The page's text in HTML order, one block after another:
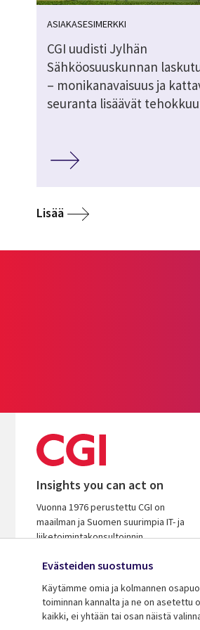
ASIAKASESIMERKKI
CGI uudisti Jylhän
Sähköosuuskunnan
– monikanavaisuus ja
seuranta lisäävät
Lisää
Insights you can act on
Vuonna 1976 perustettu CGI on
maailman ja Suomen suurimpia IT- ja
liiketoimintakonsultoinnin
osaavana kumppanina autamme
menestyksen.
Evästeiden suostumus
Käytämme omia ja kolmannen
toiminnan kannalta ja ne on asetettu
kaikki, ei yhtään tai osan näistä